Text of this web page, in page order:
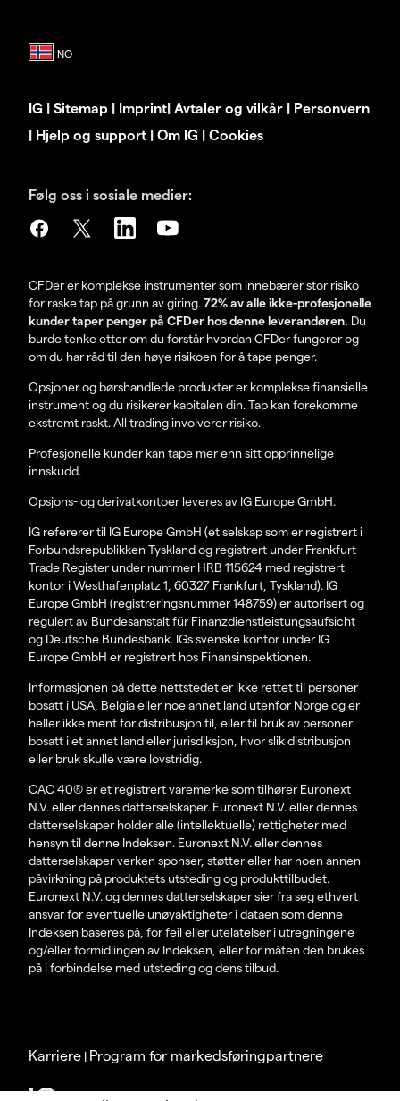
IG | Sitemap | Imprint| Avtaler og vilkår | Personvern
| Hjelp og support | Om IG | Cookies
Følg oss i sosiale medier:
CFDer er komplekse instrumenter som innebærer stor risiko
for raske tap på grunn av giring.72% av alle ikke-profesjonelle
kunder taper penger på CFDer hos denne leverandøren. Du
burde tenke etter om du forstår hvordan CFDer fungerer og
om du har råd til den høye risikoen for å tape penger.
Opsjoner og børshandlede produkter er komplekse finansielle
instrument og du risikerer kapitalen din. Tap kan forekomme
ekstremt raskt. All trading involverer risiko.
Profesjonelle kunder kan tape mer enn sitt opprinnelige
innskudd.
Opsjons- og derivatkontoer leveres av IG Europe GmbH.
IG refererer til IG Europe GmbH (et selskap som er registrert i
Forbundsrepublikken Tyskland og registrert under Frankfurt
Trade Register under nummer HRB 115624 med registrert
kontor i Westhafenplatz 1, 60327 Frankfurt, Tyskland). IG
Europe GmbH (registreringsnummer 148759) er autorisert og
regulert av Bundesanstalt für Finanzdienstleistungsaufsicht
og Deutsche Bundesbank. IGs svenske kontor under IG
Europe GmbH er registrert hos Finansinspektionen.
Informasjonen på dette nettstedet er ikke rettet til personer
bosatt i USA, Belgia eller noe annet land utenfor Norge og er
heller ikke ment for distribusjon til, eller til bruk av personer
bosatt i et annet land eller jurisdiksjon, hvor slik distribusjon
eller bruk skulle være lovstridig.
CAC 40® er et registrert varemerke som tilhører Euronext
N.V. eller dennes datterselskaper. Euronext N.V. eller dennes
datterselskaper holder alle (intellektuelle) rettigheter med
hensyn til denne Indeksen. Euronext N.V. eller dennes
datterselskaper verken sponser, støtter eller har noen annen
påvirkning på produktets utsteding og produkttilbudet.
Euronext N.V. og dennes datterselskaper sier fra seg ethvert
ansvar for eventuelle unøyaktigheter i dataen som denne
Indeksen baseres på, for feil eller utelatelser i utregningene
og/eller formidlingen av Indeksen, eller for måten den brukes
på i forbindelse med utsteding og dens tilbud.
Karriere | Program for markedsføringpartnere